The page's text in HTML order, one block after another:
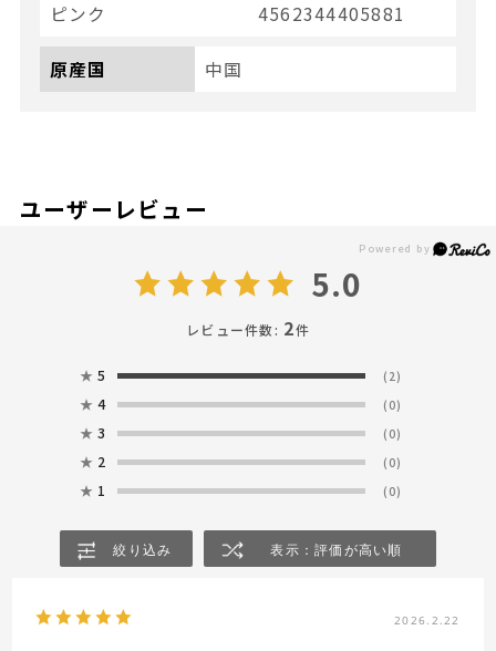
ピンク
4562344405881
原産国 中国
ユーザーレビュー
5.0
レビュー件数: 2件
★ 5 (2)
★ 4 (0)
★ 3 (0)
★ 2 (0)
★ 1 (0)
絞り込み 表示：評価が高い順
2026.2.22